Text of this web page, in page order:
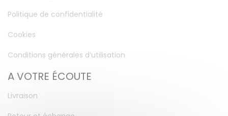
Politique de confidentialité
Cookies
Conditions générales d’utilisation
A VOTRE ÉCOUTE
Livraison